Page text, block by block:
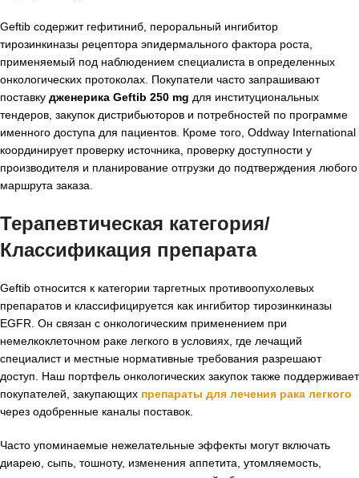
Geftib содержит гефитиниб, пероральный ингибитор
тирозинкиназы рецептора эпидермального фактора роста,
применяемый под наблюдением специалиста в определенных
онкологических протоколах. Покупатели часто запрашивают
поставку дженерика Geftib 250 mg для институциональных
тендеров, закупок дистрибьюторов и потребностей по программе
именного доступа для пациентов. Кроме того, Oddway International
координирует проверку источника, проверку доступности у
производителя и планирование отгрузки до подтверждения любого
маршрута заказа.
Терапевтическая категория/
Классификация препарата
Geftib относится к категории таргетных противоопухолевых
препаратов и классифицируется как ингибитор тирозинкиназы
EGFR. Он связан с онкологическим применением при
немелкоклеточном раке легкого в условиях, где лечащий
специалист и местные нормативные требования разрешают
доступ. Наш портфель онкологических закупок также поддерживает
покупателей, закупающих препараты для лечения рака легкого
через одобренные каналы поставок.
Часто упоминаемые нежелательные эффекты могут включать
диарею, сыпь, тошноту, изменения аппетита, утомляемость,